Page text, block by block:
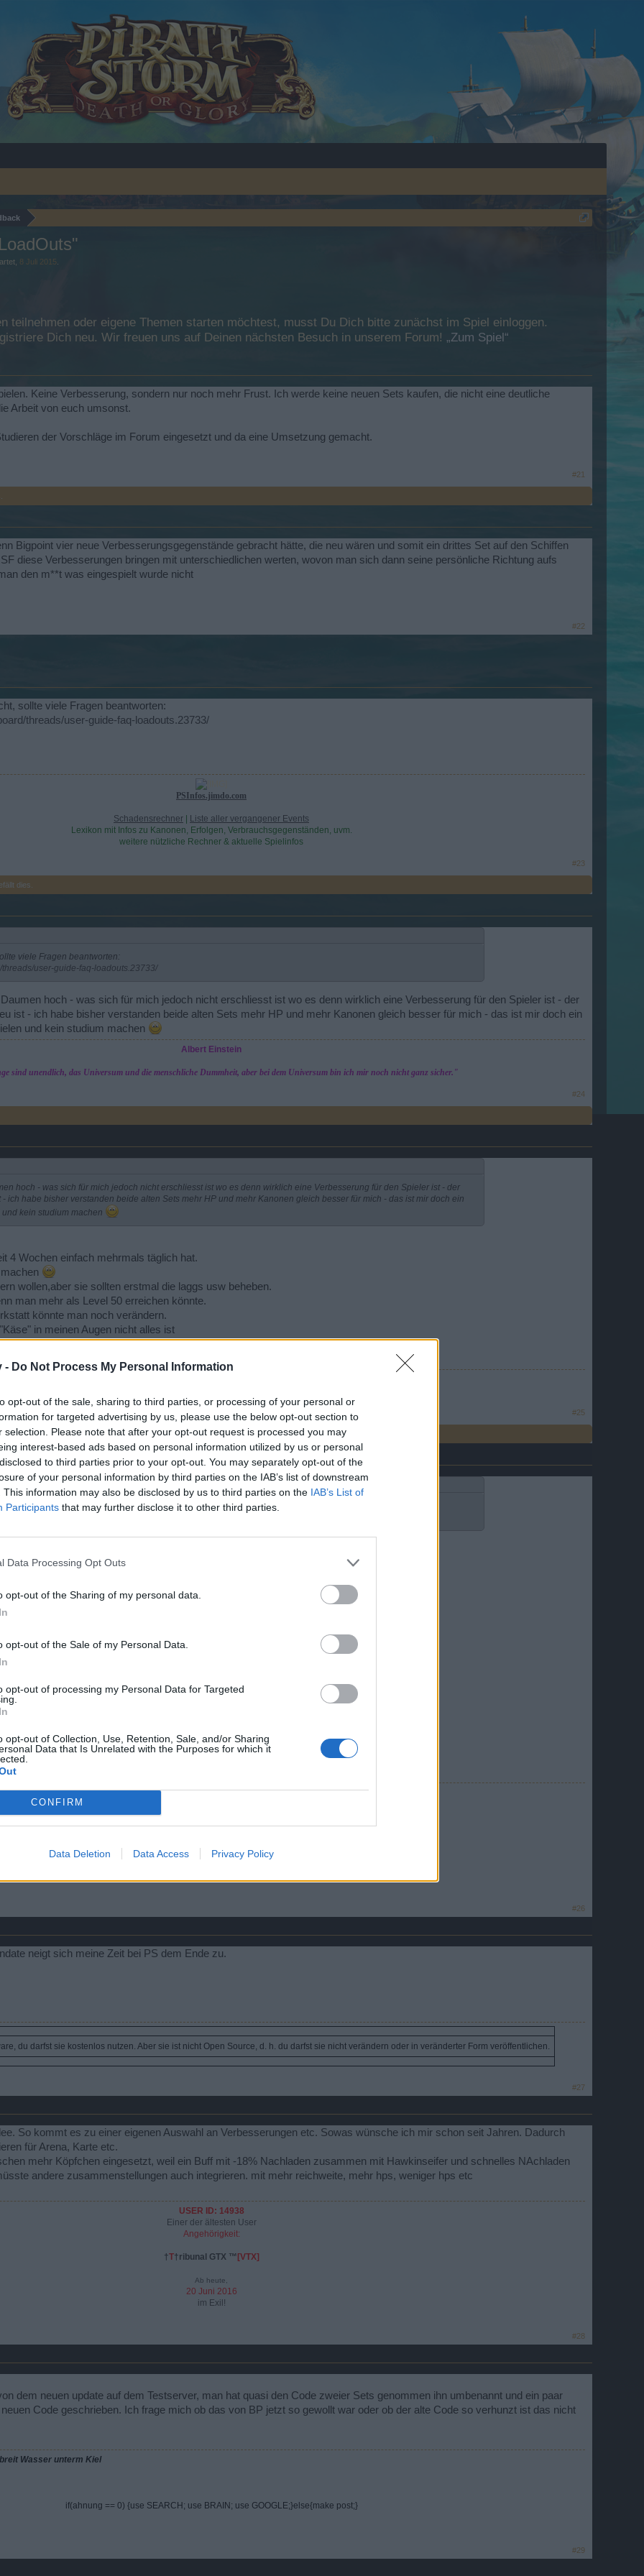
- Do Not Process My Personal Information
opt-out of the sale, sharing to third parties, or processing of your personal or
for targeted advertising by us, please use the below opt-out section to
selection. Please note that after your opt-out request is processed you may
interest-based ads based on personal information utilized by us or personal
to third parties prior to your opt-out. You may separately opt-out of the
of your personal information by third parties on the IAB’s list of downstream
This information may also be disclosed by us to third parties on the IAB’s List of
Participants that may further disclose it to other third parties.
Data Processing Opt Outs
opt-out of the Sharing of my personal data.
opt-out of the Sale of my Personal Data.
opt-out of processing my Personal Data for Targeted
opt-out of Collection, Use, Retention, Sale, and/or Sharing
Data that Is Unrelated with the Purposes for which it
CONFIRM
Data Deletion Data Access Privacy Policy
8 Juli 2015
teilnehmen oder eigene Themen starten möchtest, musst Du Dich bitte zunächst im Spiel einloggen.
Dich neu. Wir freuen uns auf Deinen nächsten Besuch in unserem Forum! „Zum Spiel“
Keine Verbesserung, sondern nur noch mehr Frust. Ich werde keine neuen Sets kaufen, die nicht eine deutliche
Arbeit von euch umsonst.
der Vorschläge im Forum eingesetzt und da eine Umsetzung gemacht.
#21
Bigpoint vier neue Verbesserungsgegenstände gebracht hätte, die neu wären und somit ein drittes Set auf den Schiffen
diese Verbesserungen bringen mit unterschiedlichen werten, wovon man sich dann seine persönliche Richtung aufs
den m**t was eingespielt wurde nicht
#22
sollte viele Fragen beantworten:
threads/user-guide-faq-loadouts.23733/
PSInfos.jimdo.com
Schadensrechner
Liste aller vergangener Events
Lexikon mit Infos zu Kanonen, Erfolgen, Verbrauchsgegenständen, uvm.
weitere nützliche Rechner & aktuelle Spielinfos
#23
dies.
viele Fragen beantworten:
user-guide-faq-loadouts.23733/
hoch - was sich für mich jedoch nicht erschliesst ist wo es denn wirklich eine Verbesserung für den Spieler ist - der
ist - ich habe bisher verstanden beide alten Sets mehr HP und mehr Kanonen gleich besser für mich - das ist mir doch ein
und kein studium machen
Albert Einstein
sind unendlich, das Universum und die menschliche Dummheit, aber bei dem Universum bin ich mir noch nicht ganz sicher."
#24
hoch - was sich für mich jedoch nicht erschliesst ist wo es denn wirklich eine Verbesserung für den Spieler ist - der
ich habe bisher verstanden beide alten Sets mehr HP und mehr Kanonen gleich besser für mich - das ist mir doch ein
kein studium machen
4 Wochen einfach mehrmals täglich hat.
wollen,aber sie sollten erstmal die laggs usw beheben.
man mehr als Level 50 erreichen könnte.
könnte man noch verändern.
in meinen Augen nicht alles ist
schön. Wenn man ein teil ersetzt weiß man bei einigen nicht was dafür verloren geht.
und die menschliche Dummheit, aber bei dem Universum bin ich mir noch nicht ganz sicher."
#25
viele Fragen beantworten:
user-guide-faq-loadouts.23733/
erwartet !,
einen Test handelt.
Test..." zieht nicht,
am Ende, zeitweilig mit leicht veränderten Werten...
Forumsaktivität im Januar 2018 Eingestellt. Einfach Sinnlos was zu schreiben !
PS: hat da jemand vergessen den Forumsbann zu erstellen (18.1.2018 - 18.2.2018 )??
#26
neigt sich meine Zeit bei PS dem Ende zu.
du darfst sie kostenlos nutzen. Aber sie ist nicht Open Source, d. h. du darfst sie nicht verändern oder in veränderter Form veröffentlichen.
#27
So kommt es zu einer eigenen Auswahl an Verbesserungen etc. Sowas wünsche ich mir schon seit Jahren. Dadurch
für Arena, Karte etc.
mehr Köpfchen eingesetzt, weil ein Buff mit -18% Nachladen zusammen mit Hawkinseifer und schnelles NAchladen
andere zusammenstellungen auch integrieren. mit mehr reichweite, mehr hps, weniger hps etc
USER ID: 14938
Einer der ältesten User
Angehörigkeit:
†T†ribunal GTX ™ [VTX]
Ab heute,
20 Juni 2016
im Exil!
#28
dem neuen update auf dem Testserver, man hat quasi den Code zweier Sets genommen ihn umbenannt und ein paar
Code geschrieben. Ich frage mich ob das von BP jetzt so gewollt war oder ob der alte Code so verhunzt ist das nicht
Wasser unterm Kiel
if(ahnung == 0) {use SEARCH; use BRAIN; use GOOGLE;}else{make post;}
#29